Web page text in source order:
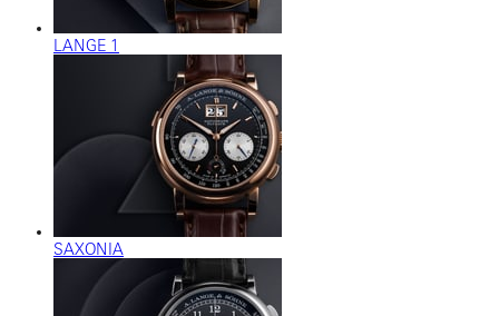
LANGE 1
SAXONIA